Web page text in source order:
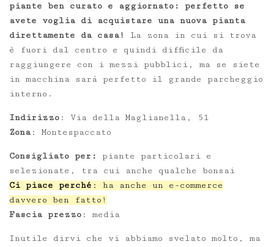
piante ben curato e aggiornato: perfetto se
avete voglia di acquistare una nuova pianta
direttamente da casa!
La zona in cui si trova
è fuori dal centro e quindi difficile da
raggiungere con i mezzi pubblici, ma se siete
in macchina sarà perfetto il grande parcheggio
interno.
Indirizzo : Via della Maglianella, 51
Zona : Montespaccato
Consigliato per:
piante particolari e
selezionate, tra cui anche qualche bonsai
Ci piace perché : ha anche un e-commerce
davvero ben fatto!
Fascia prezzo : media
Inutile dirvi che vi abbiamo svelato molto, ma